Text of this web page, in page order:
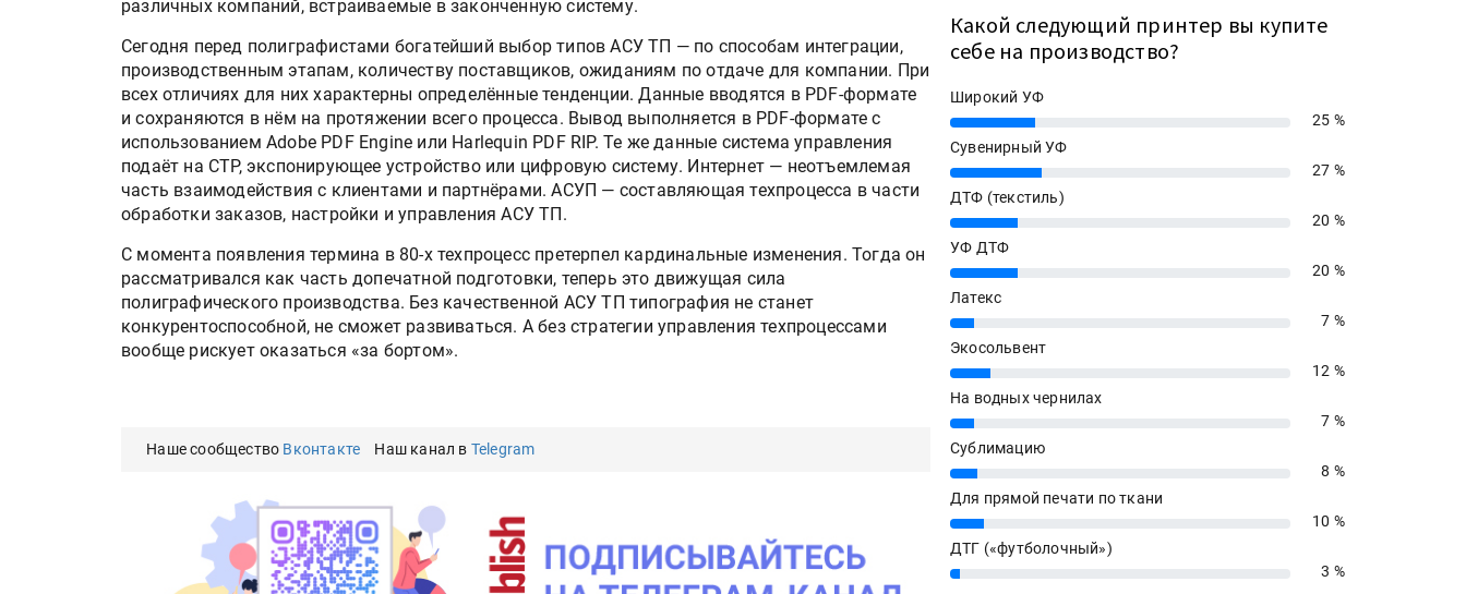
различных компаний, встраиваемые в законченную систему.
Сегодня перед полиграфистами богатейший выбор типов АСУ ТП — по способам интеграции,
производственным этапам, количеству поставщиков, ожиданиям по отдаче для компании. При
всех отличиях для них характерны определённые тенденции. Данные вводятся в PDF-формате
и сохраняются в нём на протяжении всего процесса. Вывод выполняется в PDF-формате с
использованием Adobe PDF Engine или Harlequin PDF RIP. Те же данные система управления
подаёт на CTP, экспонирующее устройство или цифровую систему. Интернет — неотъемлемая
часть взаимодействия с клиентами и партнёрами. АСУП — составляющая техпроцесса в части
обработки заказов, настройки и управления АСУ ТП.
С момента появления термина в 80-х техпроцесс претерпел кардинальные изменения. Тогда он
рассматривался как часть допечатной подготовки, теперь это движущая сила
полиграфического производства. Без качественной АСУ ТП типография не станет
конкурентоспособной, не сможет развиваться. А без стратегии управления техпроцессами
вообще рискует оказаться «за бортом».
Наше сообщество Вконтакте Наш канал в Telegram
Какой следующий принтер вы купите
себе на производство?
Широкий УФ
25%
25 %
Сувенирный УФ
27%
27 %
ДТФ (текстиль)
20%
20 %
УФ ДТФ
20%
20 %
Латекс
7%
7 %
Экосольвент
12%
12 %
На водных чернилах
7%
7 %
Сублимацию
8%
8 %
Для прямой печати по ткани
10%
10 %
ДТГ («футболочный»)
3% 3 %